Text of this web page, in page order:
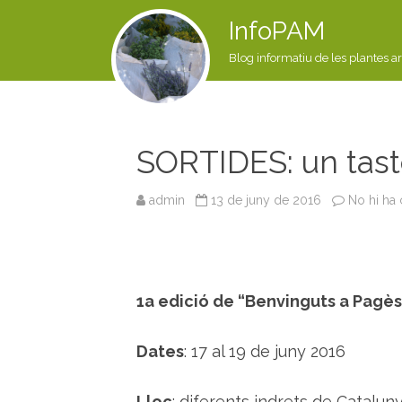
InfoPAM
Blog informatiu de les plantes
SORTIDES: un
admin 13 de juny de 2016 No hi ha
1a edició de “Benvinguts a
Dates: 17 al 19 de juny 2016